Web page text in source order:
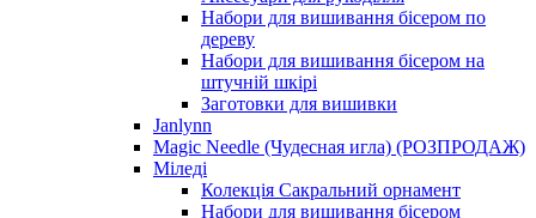
Набори для вишивання бісером по
дереву
Набори для вишивання бісером на
штучній шкірі
Заготовки для вишивки
Janlynn
Magic Needle (Чудесная игла) (РОЗПРОДАЖ)
Міледі
Колекція Сакральний орнамент
Набори для вишивання бісером